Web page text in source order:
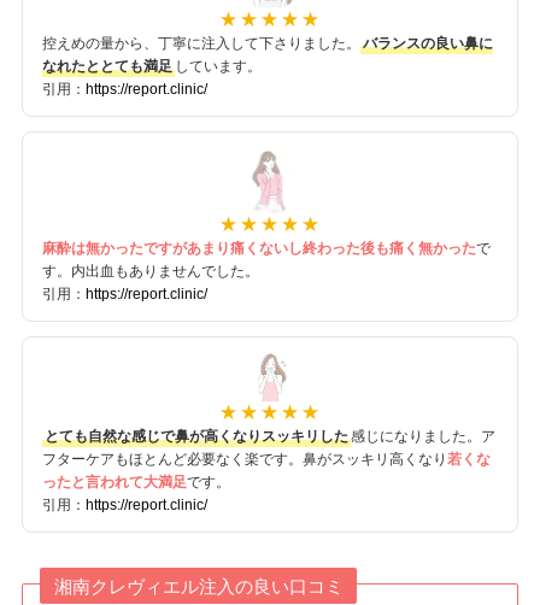
控えめの量から、丁寧に注入して下さりました。
バランスの良い鼻に
なれたととても満足しています。
引用： https://report.clinic/
麻酔は無かったですがあまり痛くないし終わった後も痛く無かったで
す。内出血もありませんでした。
引用： https://report.clinic/
とても自然な感じで鼻が高くなりスッキリした感じになりました。ア
フターケアもほとんど必要なく楽です。鼻がスッキリ高くなり 若くな
ったと言われて大満足です。
引用： https://report.clinic/
湘南クレヴィエル注入の良い口コミ